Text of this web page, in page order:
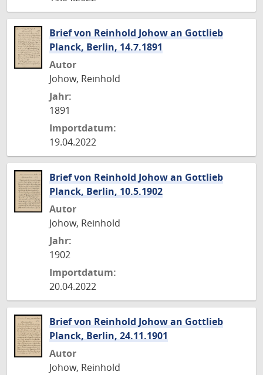
Brief von Reinhold Johow an Gottlieb
Planck, Berlin, 14.7.1891
Autor
Johow, Reinhold
Jahr:
1891
Importdatum:
19.04.2022
Brief von Reinhold Johow an Gottlieb
Planck, Berlin, 10.5.1902
Autor
Johow, Reinhold
Jahr:
1902
Importdatum:
20.04.2022
Brief von Reinhold Johow an Gottlieb
Planck, Berlin, 24.11.1901
Autor
Johow, Reinhold